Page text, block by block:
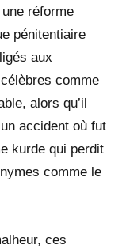
réforme
pénitentiaire
aux
comme
alors qu’il
accident où fut
kurde qui perdit
comme le
ces